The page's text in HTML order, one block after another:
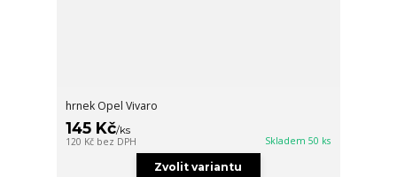
hrnek Opel Vivaro
145 Kč/ks
120 Kč bez DPH Skladem 50 ks
Zvolit variantu